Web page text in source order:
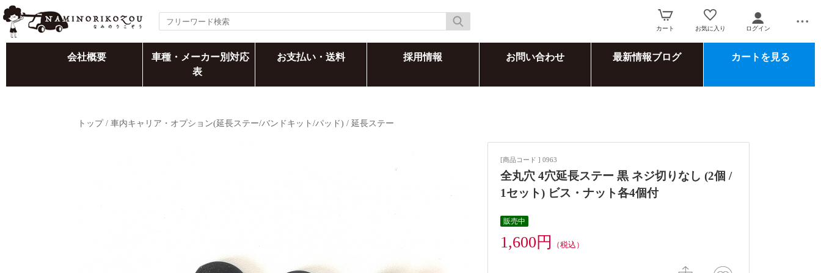
カート お気に入り ログイン
会社概要
車種・メーカー別対応
表
お支払い・送料 採用情報 お問い合わせ 最新情報ブログ カートを見る
トップ/ 車内キャリア・オプション(延長ステー/バンドキット/パッド) / 延長ステー
[商品コード ] 0963
全丸穴 4穴延長ステー 黒 ネジ切りなし (2個 /
1セット) ビス・ナット各4個付
販売中
1,600円 （税込）